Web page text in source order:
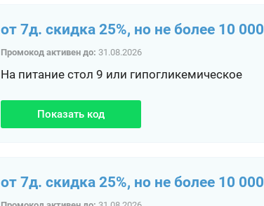
от 7д. скидка 25%, но не более 10 000
Промокод активен до: 31.08.2026
На питание стол 9 или гипогликемическое
Показать код
от 7д. скидка 25%, но не более 10 000